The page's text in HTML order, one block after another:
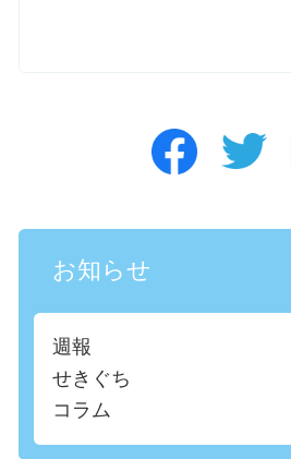
お知らせ
週報
せきぐち
コラム